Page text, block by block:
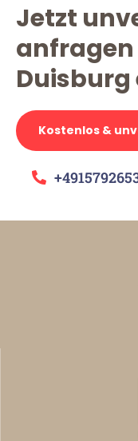
Jetzt
anfragen
Kostenlos &